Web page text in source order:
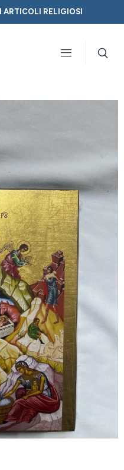
ARTICOLI RELIGIOSI